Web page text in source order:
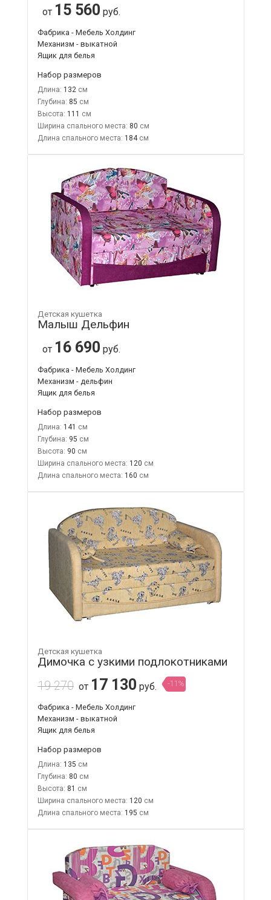
от 15 560 руб.
Фабрика - Мебель Холдинг
Механизм - выкатной
Ящик для белья
Набор размеров
Длина: 132
Глубина: 85
Высота: 111
Ширина спального места: 80
Длина спального места: 184
Детская кушетка
Малыш Дельфин
от 16 690 руб.
Фабрика - Мебель Холдинг
Механизм - дельфин
Ящик для белья
Набор размеров
Длина: 141
Глубина: 95
Высота: 90
Ширина спального места: 120
Длина спального места: 160
Детская кушетка
Димочка с узкими подлокотниками
19 270 от 17 130 руб. -11%
Фабрика - Мебель Холдинг
Механизм - выкатной
Ящик для белья
Набор размеров
Длина: 135
Глубина: 80
Высота: 81
Ширина спального места: 120
Длина спального места: 195